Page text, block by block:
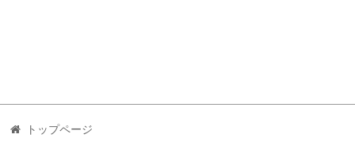
トップページ